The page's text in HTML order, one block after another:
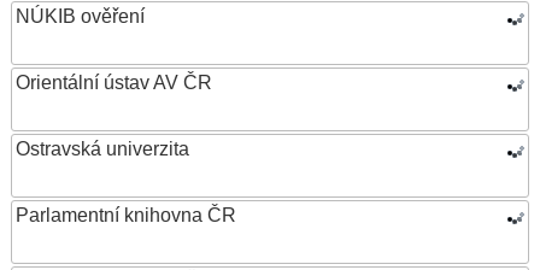
NÚKIB ověření
Orientální ústav AV ČR
Ostravská univerzita
Parlamentní knihovna ČR